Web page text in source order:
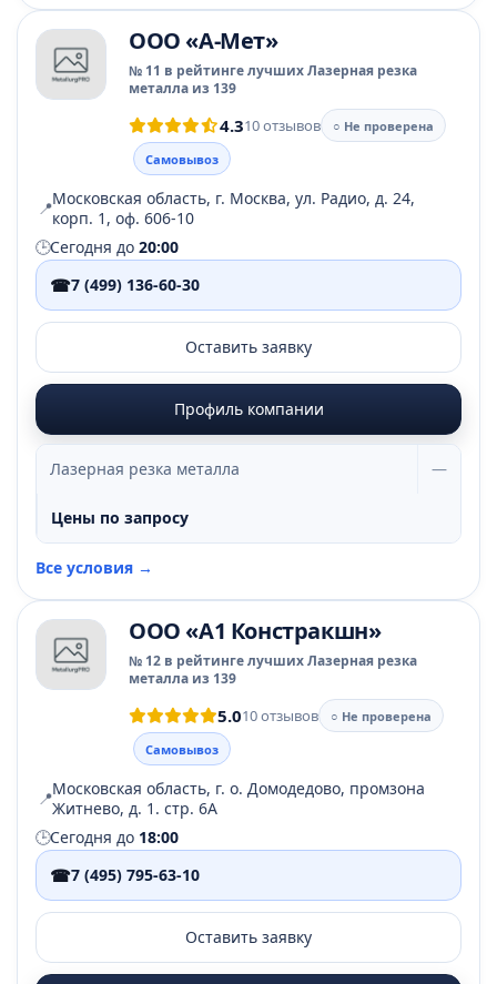
ООО «А-Мет»
№ 11 в рейтинге лучших Лазерная резка
металла из 139
4.310 отзывов
○ Не проверена
Самовывоз
📍Московская область, г. Москва, ул. Радио, д. 24,
корп. 1, оф. 606-10
🕒Сегодня до 20:00
☎7 (499) 136-60-30
Оставить заявку
Профиль компании
Лазерная резка металла —
Цены по запросу
Все условия →
ООО «А1 Констракшн»
№ 12 в рейтинге лучших Лазерная резка
металла из 139
5.010 отзывов
○ Не проверена
Самовывоз
📍Московская область, г. о. Домодедово, промзона
Житнево, д. 1. стр. 6А
🕒Сегодня до 18:00
☎7 (495) 795-63-10
Оставить заявку